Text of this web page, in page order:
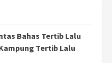
Bahas Tertib Lalu
Tertib Lalu